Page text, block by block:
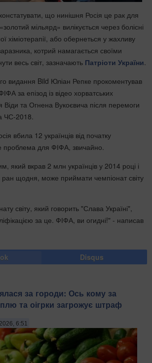
що нинішня Росія це рак для
мільярд» вилікується через болісні
хіміотерапії, або обернеться у жахливу
котрий намагається своїми
весь світ, зазначають Патріоти України.
видання Bild Юліан Репке прокоментував
за епізод із відео хорватських
Віди та Огнена Вукоєвича після перемоги
ЧС-2018.
вбила 12 українців від початку
проблема для ФІФА, звичайно.
який вкрав 2 млн українців у 2014 році і
ран щодня, може приймати чемпіонат світу
світу, який говорить "Слава Україні",
за це. ФІФА, ви огидні!" - написав
Disqus
за городи: Ось кому за
та оігрки загрожує штраф
6:51